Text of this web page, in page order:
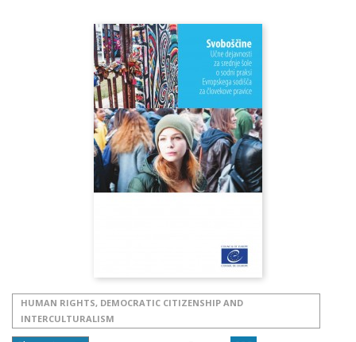
HUMAN RIGHTS, DEMOCRATIC CITIZENSHIP AND
INTERCULTURALISM